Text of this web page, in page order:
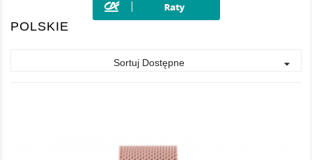
POLSKIE
Sortuj Dostępne 